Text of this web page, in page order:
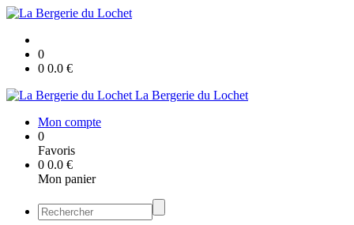
0
0 0.0 €
La Bergerie du Lochet
Mon compte
0
Favoris
0 0.0 €
Mon panier